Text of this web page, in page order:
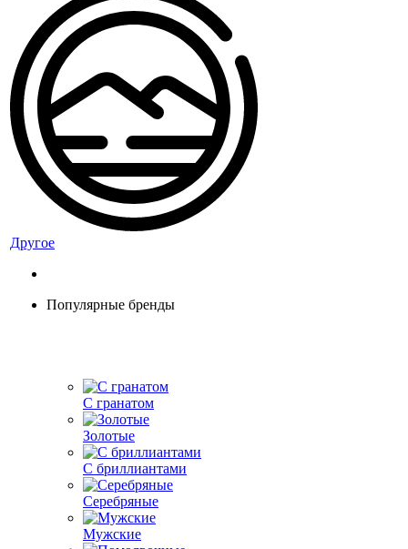
Другое
Популярные бренды
С гранатом
Золотые
С бриллиантами
Серебряные
Мужские